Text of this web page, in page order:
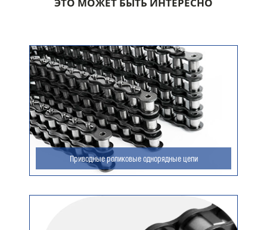
Приводные роликовые однорядные цепи
Ваш e-mail (обязательно)
Ваше сообщение